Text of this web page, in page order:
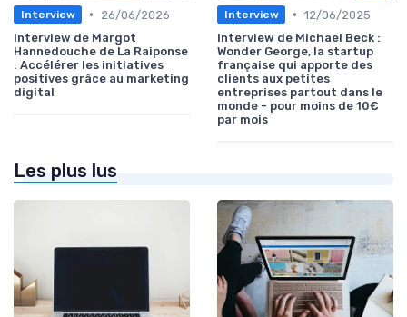
Interview •
26/06/2026
Interview de Margot
Hannedouche de La Raiponse
: Accélérer les initiatives
positives grâce au marketing
digital
Interview • 12/06/2025
Interview de Michael Beck :
Wonder George, la startup
française qui apporte des
clients aux petites
entreprises partout dans le
monde - pour moins de 10€
par mois
Les plus lus